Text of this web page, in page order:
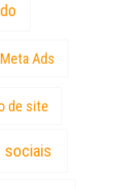
Meta Ads
de site
sociais